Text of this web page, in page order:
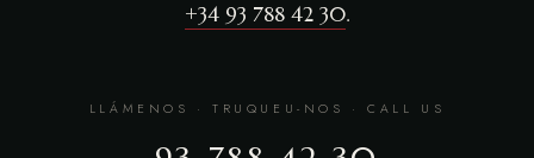
+34 93 788 42 30.
LLÁMENOS · TRUQUEU-NOS · CALL US